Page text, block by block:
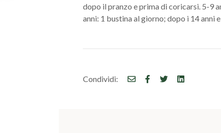
dopo il pranzo e prima di coricarsi. 5-9
anni: 1 bustina al giorno; dopo i 14 anni
Condividi: